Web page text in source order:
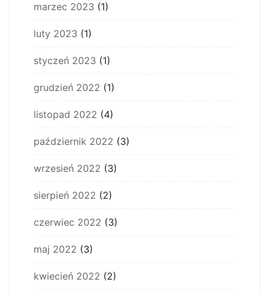
marzec 2023 (1)
luty 2023 (1)
styczeń 2023 (1)
grudzień 2022 (1)
listopad 2022 (4)
październik 2022 (3)
wrzesień 2022 (3)
sierpień 2022 (2)
czerwiec 2022 (3)
maj 2022 (3)
kwiecień 2022 (2)